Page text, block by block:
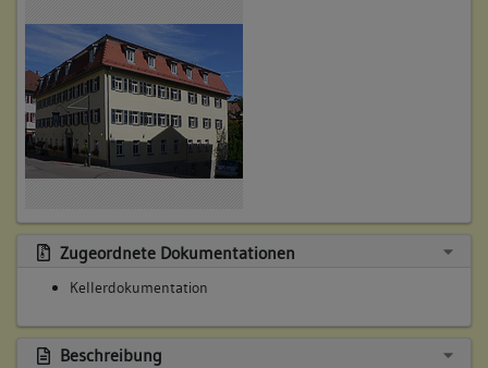
keine
Bauwerkstyp:
Befestigungs- und Verteidigungsanlagen
Stadtbefestigung, allgemein
Die heutige vorhandene aufstrebende Bausituation zeigt
einen Flügelbau und steht in engem Zusammenhang mit
dem seit 1696 genannten Gartengrundstück des Benedikt
Betroffene Gebäudeteile:
Zugeordnete Dokumentationen
Kellerdokumentation
Beschreibung